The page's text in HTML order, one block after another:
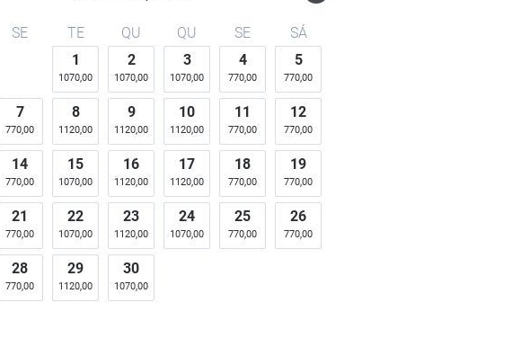
SE TE QU QU SE
SÁ
1
1070,00
2
1070,00
3
1070,00
4
770,00
5
770,00
7
770,00
8
1120,00
9
1120,00
10
1120,00
11
770,00
12
770,00
14
770,00
15
1070,00
16
1120,00
17
1120,00
18
770,00
19
770,00
21
770,00
22
1070,00
23
1120,00
24
1070,00
25
770,00
26
770,00
28
770,00
29
1120,00
30
1070,00